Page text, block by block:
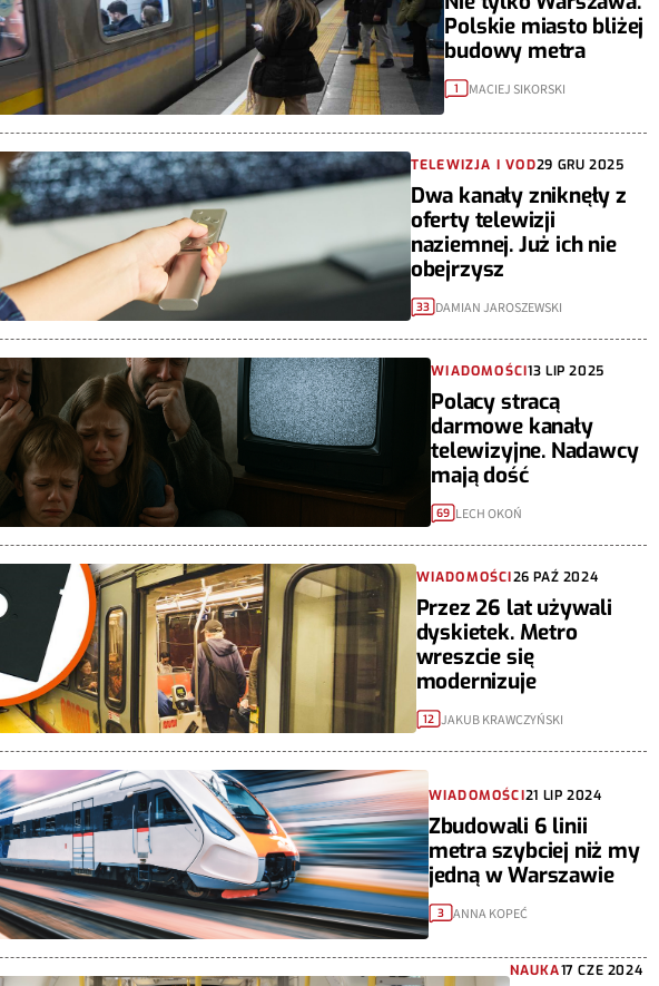
Polskie miasto bliżej
budowy metra
1 MACIEJ SIKORSKI
TELEWIZJA I VOD29 GRU 2025
Dwa kanały zniknęły z
oferty telewizji
naziemnej. Już ich nie
obejrzysz
33 DAMIAN JAROSZEWSKI
WIADOMOŚCI13 LIP 2025
Polacy stracą
darmowe kanały
telewizyjne. Nadawcy
mają dość
69 LECH OKOŃ
WIADOMOŚCI26 PAŹ 2024
Przez 26 lat używali
dyskietek. Metro
wreszcie się
modernizuje
12 JAKUB KRAWCZYŃSKI
WIADOMOŚCI21 LIP 2024
Zbudowali 6 linii
metra szybciej niż my
jedną w Warszawie
3 ANNA KOPEĆ
NAUKA17 CZE 2024